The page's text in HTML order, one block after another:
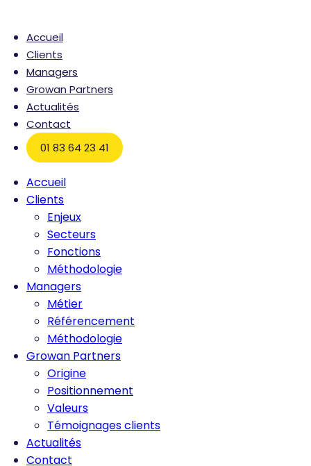
Accueil
Clients
Managers
Growan Partners
Actualités
Contact
01 83 64 23 41
Accueil
Clients
Enjeux
Secteurs
Fonctions
Méthodologie
Managers
Métier
Référencement
Méthodologie
Growan Partners
Origine
Positionnement
Valeurs
Témoignages clients
Actualités
Contact